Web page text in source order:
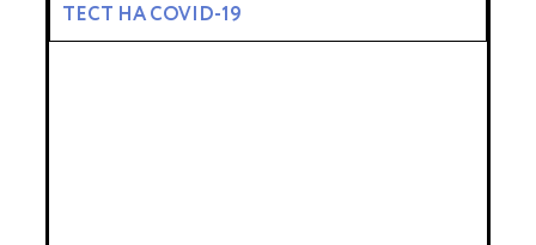
ТЕСТ НА COVID-19